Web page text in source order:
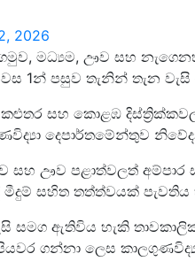
2026
මධ්‍යම, ඌව සහ
1න් පසුව තැනින් තැන
සහ කොළඹ
දෙපාර්තමේන්තුව
සහ ඌව පළාත්වලත්
මීදුම් සහිත තත්ත්වයක් පැවතිය
සමග ඇතිවිය හැකි
ගන්නා ලෙස